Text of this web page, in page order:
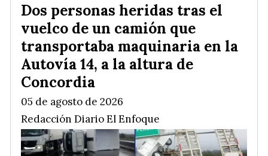
Dos personas heridas tras el
vuelco de un camión que
transportaba maquinaria en la
Autovía 14, a la altura de
Concordia
Redacción Diario El Enfoque
05 de agosto de 2026